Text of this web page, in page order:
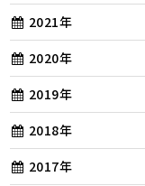
2021年
2020年
2019年
2018年
2017年